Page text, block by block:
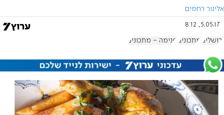
אלינור רחמים
5.05.17, 8:12
ירושלים מתכונים פנימה - מתכונים